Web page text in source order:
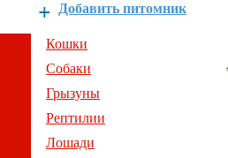
Добавить питомник
Кошки
Собаки
Грызуны
Рептилии
Лошади